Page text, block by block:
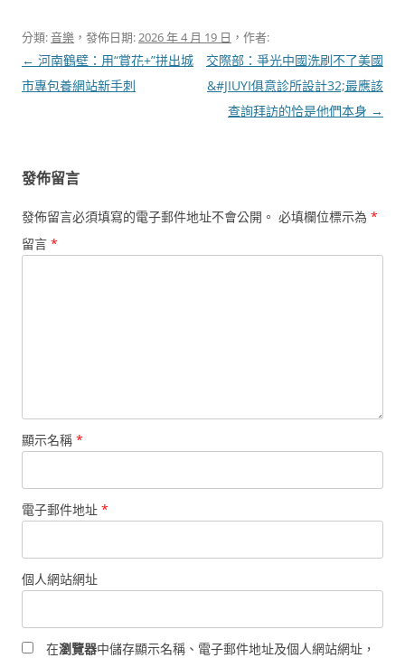
分類:音樂 ，發佈日期:2026 年 4 月 19 日 ，作者:
文
章
← 河南鶴壁：用“賞花+”拼出城
市專包養網站新手刺
交際部：爭光中國洗刷不了美國
&#JIUYI俱意診所設計32;最應該
查詢拜訪的恰是他們本身 →
發佈留言
發佈留言必須填寫的電子郵件地址不會公開。 必填欄位標示為 *
留言 *
顯示名稱 *
電子郵件地址 *
個人網站網址
在瀏覽器中儲存顯示名稱、電子郵件地址及個人網站網址，